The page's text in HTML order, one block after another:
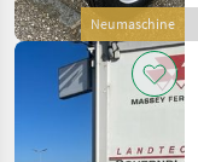
Neumaschine